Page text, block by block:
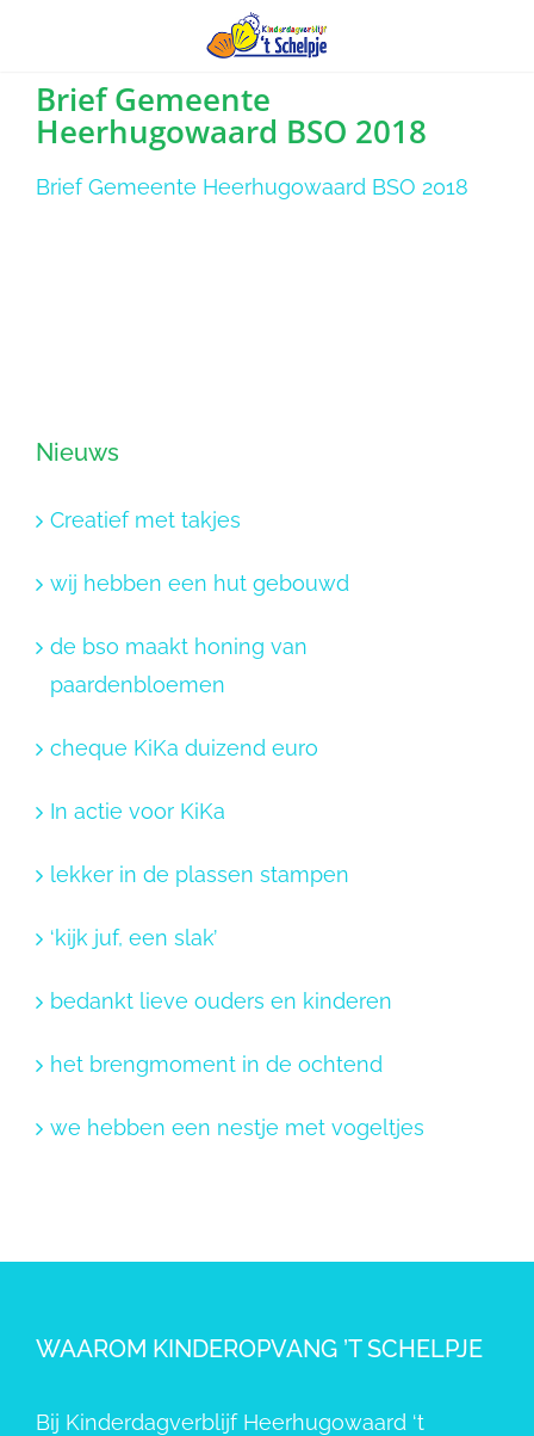
naar
Brief Gemeente
Heerhugowaard BSO 2018
Brief Gemeente Heerhugowaard BSO 2018
Nieuws
Creatief met takjes
wij hebben een hut gebouwd
de bso maakt honing van
paardenbloemen
cheque KiKa duizend euro
In actie voor KiKa
lekker in de plassen stampen
‘kijk juf, een slak’
bedankt lieve ouders en kinderen
het brengmoment in de ochtend
we hebben een nestje met vogeltjes
WAAROM KINDEROPVANG ’T SCHELPJE
Bij Kinderdagverblijf Heerhugowaard ‘t